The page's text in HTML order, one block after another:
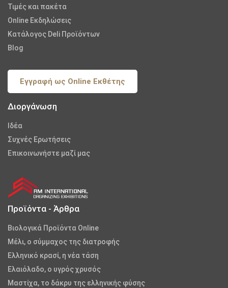
Τιμές και πακέτα
Online Εκδηλώσεις
Κατάλογος Deli Προϊόντων
Blog
Εγγραφή ως Online Εκθέτης
Διοργάνωση
Iδέα
Συχνές Ερωτήσεις
Επικοινωνήστε μαζί μας
Προϊόντα - Άρθρα
Βιολογικά Προϊόντα Online
Μέλι, ο σύμμαχος της διατροφής
Ελληνικό κρασί, η νέα τάση
Ελαιόλαδο, ο υγρός χρυσός
Μαστίχα, το δάκρυ της ελληνικής φύσης